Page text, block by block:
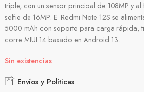
triple, con un sensor principal de 108MP y al
selfie de 16MP. El Redmi Note 12S se
5000 mAh con soporte para carga rápida,
corre MIUI 14 basado en Android 13.
Sin existencias
Envíos y Políticas